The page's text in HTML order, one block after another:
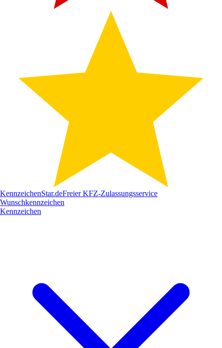
KennzeichenStar.deFreier KFZ-Zulassungsservice
Wunschkennzeichen
Kennzeichen